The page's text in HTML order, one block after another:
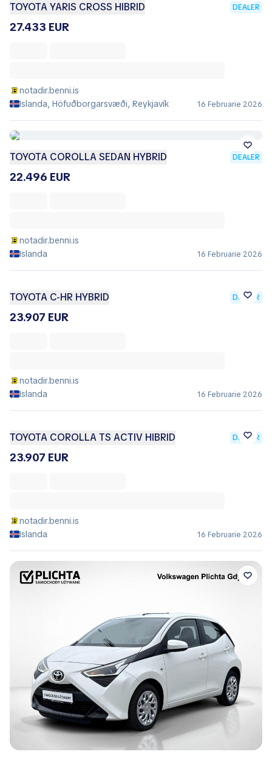
TOYOTA YARIS CROSS HIBRID DEALER
27.433 EUR
notadir.benni.is
Islanda, Höfuðborgarsvæði, Reykjavík
16 Februarie 2026
TOYOTA COROLLA SEDAN HYBRID DEALER
22.496 EUR
notadir.benni.is
Islanda
16 Februarie 2026
TOYOTA C-HR HYBRID DEALER
23.907 EUR
notadir.benni.is
Islanda
16 Februarie 2026
TOYOTA COROLLA TS ACTIV HIBRID DEALER
23.907 EUR
notadir.benni.is
Islanda
16 Februarie 2026